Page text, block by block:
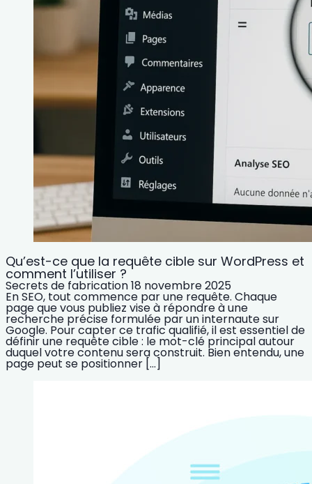
Qu’est-ce que la requête cible sur WordPress et
comment l’utiliser ?
Secrets de fabrication18 novembre 2025
En SEO, tout commence par une requête. Chaque
page que vous publiez vise à répondre à une
recherche précise formulée par un internaute sur
Google. Pour capter ce trafic qualifié, il est essentiel de
définir une requête cible : le mot-clé principal autour
duquel votre contenu sera construit. Bien entendu, une
page peut se positionner […]